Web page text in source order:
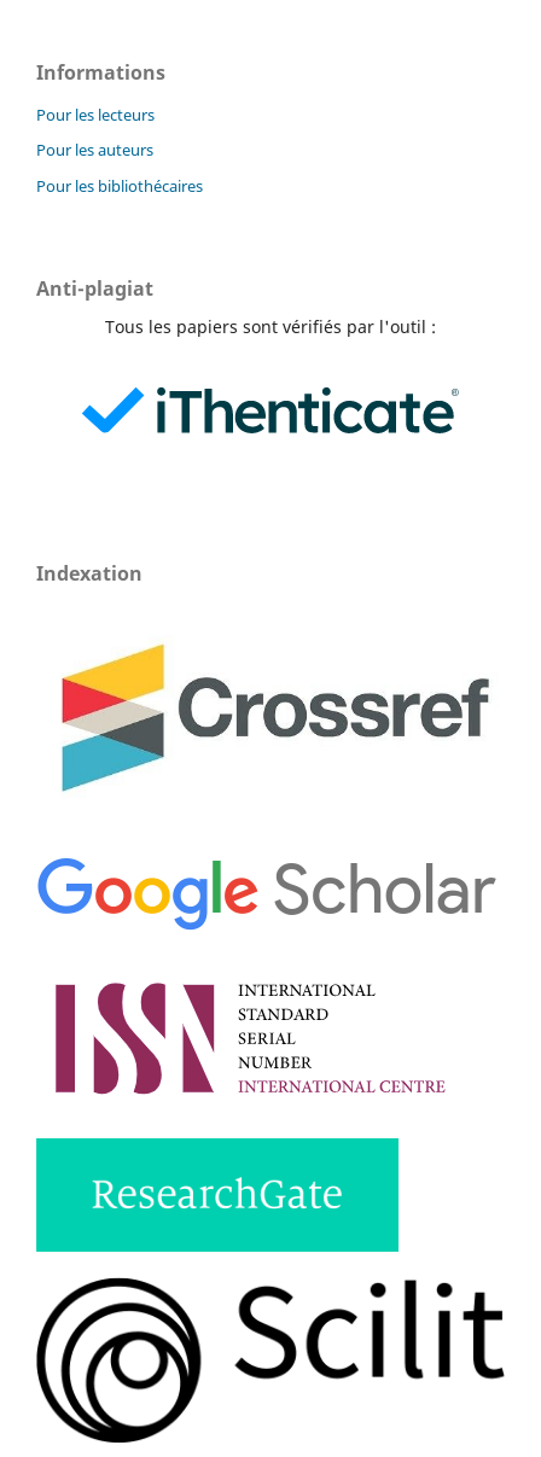
Informations
Pour les lecteurs
Pour les auteurs
Pour les bibliothécaires
Anti-plagiat
Tous les papiers sont vérifiés par l'outil :
Indexation